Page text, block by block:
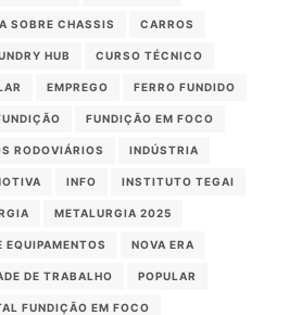
SOBRE CHASSIS CARROS
HUB CURSO TÉCNICO
EMPREGO FERRO FUNDIDO
FUNDIÇÃO EM FOCO
RODOVIÁRIOS INDÚSTRIA
INFO INSTITUTO TEGAI
METALURGIA 2025
EQUIPAMENTOS NOVA ERA
DE TRABALHO POPULAR
FUNDIÇÃO EM FOCO